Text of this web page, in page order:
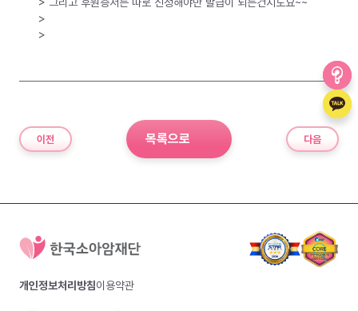
>
>
이전 목록으로 다음
개인정보처리방침이용약관